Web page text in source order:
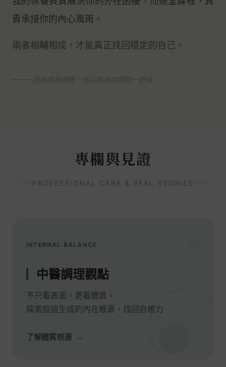
責承接你的內心風雨。
兩者相輔相成，才能真正找回穩定的自己。
專欄與見證
PROFESSIONAL CARE & REAL STORIES
INTERNAL BALANCE
中醫調理觀點
不只看表面，更看體質。
探索痘痘生成的內在根源，找回自癒力
了解體質根源